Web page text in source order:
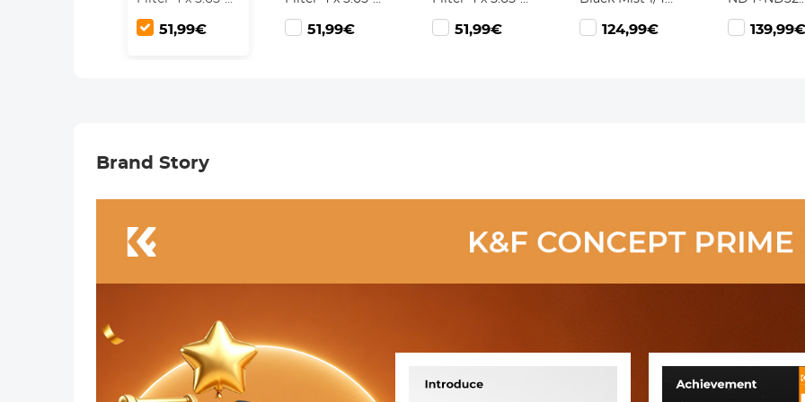
Lens Filter Met
Neutrale
51,99€
Lens Filter Met
Neutrale
51,99€
Lens Filter Met
Neutrale
51,99€
Rechthoekig
Filter, Vierkant
Objectieven
124,99€
Rechthoekig
Filter,
Lenzen
139,99€
Brand Story